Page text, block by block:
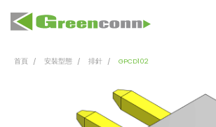
首頁 安裝型態 排針 GPCD102